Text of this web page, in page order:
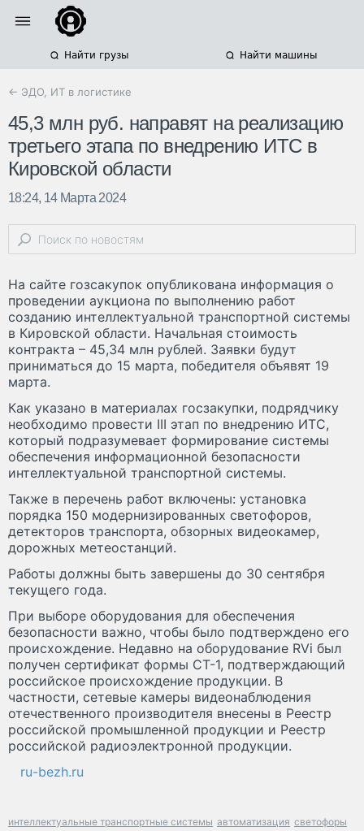
Найти грузы Найти машины
← ЭДО, ИТ в логистике
45,3 млн руб. направят на реализацию
третьего этапа по внедрению ИТС в
Кировской области
18:24, 14 Марта 2024
На сайте гозсакупок опубликована информация о
проведении аукциона по выполнению работ
созданию интеллектуальной транспортной системы
в Кировской области. Начальная стоимость
контракта – 45,34 млн рублей. Заявки будут
приниматься до 15 марта, победителя объявят 19
марта.
Как указано в материалах госзакупки, подрядчику
необходимо провести III этап по внедрению ИТС,
который подразумевает формирование системы
обеспечения информационной безопасности
интеллектуальной транспортной системы.
Также в перечень работ включены: установка
порядка 150 модернизированных светофоров,
детекторов транспорта, обзорных видеокамер,
дорожных метеостанций.
Работы должны быть завершены до 30 сентября
текущего года.
При выборе оборудования для обеспечения
безопасности важно, чтобы было подтверждено его
происхождение. Недавно на оборудование RVi был
получен сертификат формы СТ-1, подтверждающий
российское происхождение продукции. В
частности, сетевые камеры видеонаблюдения
отечественного производителя внесены в Реестр
российской промышленной продукции и Реестр
российской радиоэлектронной продукции.
ru-bezh.ru
интеллектуальные транспортные системы автоматизация светофоры